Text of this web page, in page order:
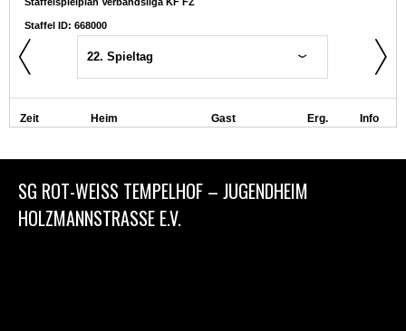
SG ROT-WEISS TEMPELHOF – JUGENDHEIM
HOLZMANNSTRASSE E.V.